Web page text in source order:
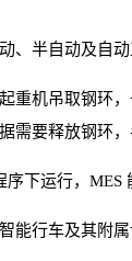
、半自动及自动
重机吊取钢环
需要释放钢环
下运行，
能行车及其附